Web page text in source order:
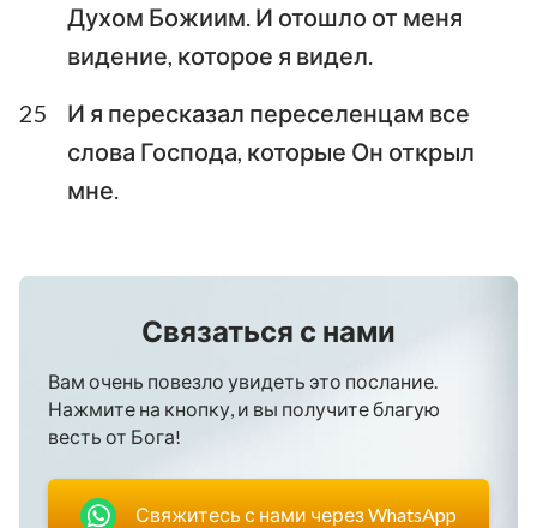
Духом Божиим. И отошло от меня
видение, которое я видел.
25
И я пересказал переселенцам все
слова Господа, которые Он открыл
мне.
Связаться с нами
Вам очень повезло увидеть это послание.
Нажмите на кнопку, и вы получите благую
весть от Бога!
Свяжитесь с нами через WhatsApp